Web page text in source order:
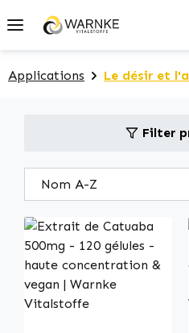
content
Applications Le désir et
Filter